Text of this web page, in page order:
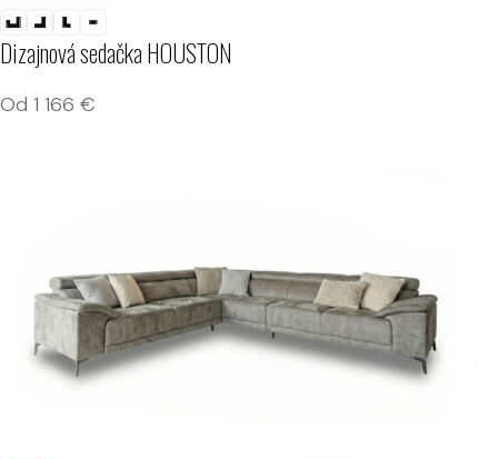
Dizajnová sedačka HOUSTON
Od 1 166 €